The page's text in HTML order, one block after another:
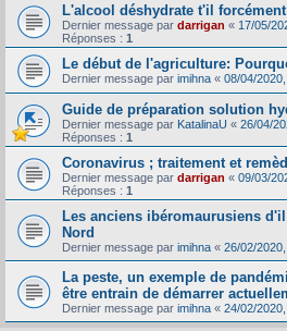
L'alcool déshydrate t'il
Dernier message par darrigan « 17/05/
Réponses : 1
Le début de l'agriculture:
Dernier message par imihna « 08/04/
Guide de préparation solution
Dernier message par KatalinaU « 26/04/
Réponses : 1
Coronavirus ; traitement et
Dernier message par darrigan « 09/03/
Réponses : 1
Les anciens ibéromaurusiens
Nord
Dernier message par imihna « 26/02/2020,
La peste, un exemple de
être entrain de démarrer
Dernier message par imihna « 24/02/